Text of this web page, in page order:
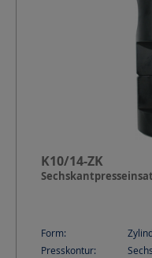
K10/14-ZK
Form:
Presskontur: